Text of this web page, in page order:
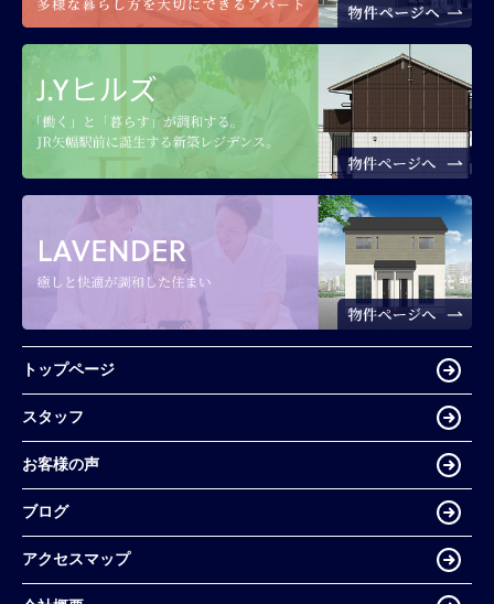
トップページ
スタッフ
お客様の声
ブログ
アクセスマップ